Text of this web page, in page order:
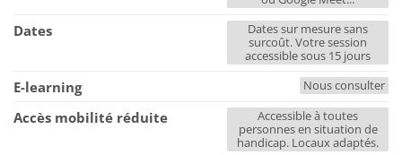
Dates
Dates sur mesure sans
surcoût. Votre session
accessible sous 15 jours
E-learning Nous consulter
Accès mobilité réduite
Accessible à toutes
personnes en situation de
handicap. Locaux adaptés.